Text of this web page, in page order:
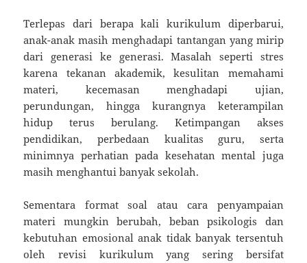
Terlepas dari berapa kali kurikulum diperbarui,
anak-anak masih menghadapi tantangan yang mirip
dari generasi ke generasi. Masalah seperti stres
karena tekanan akademik, kesulitan memahami
materi, kecemasan menghadapi ujian,
perundungan, hingga kurangnya keterampilan
hidup terus berulang. Ketimpangan akses
pendidikan, perbedaan kualitas guru, serta
minimnya perhatian pada kesehatan mental juga
masih menghantui banyak sekolah.
Sementara format soal atau cara penyampaian
materi mungkin berubah, beban psikologis dan
kebutuhan emosional anak tidak banyak tersentuh
oleh revisi kurikulum yang sering bersifat